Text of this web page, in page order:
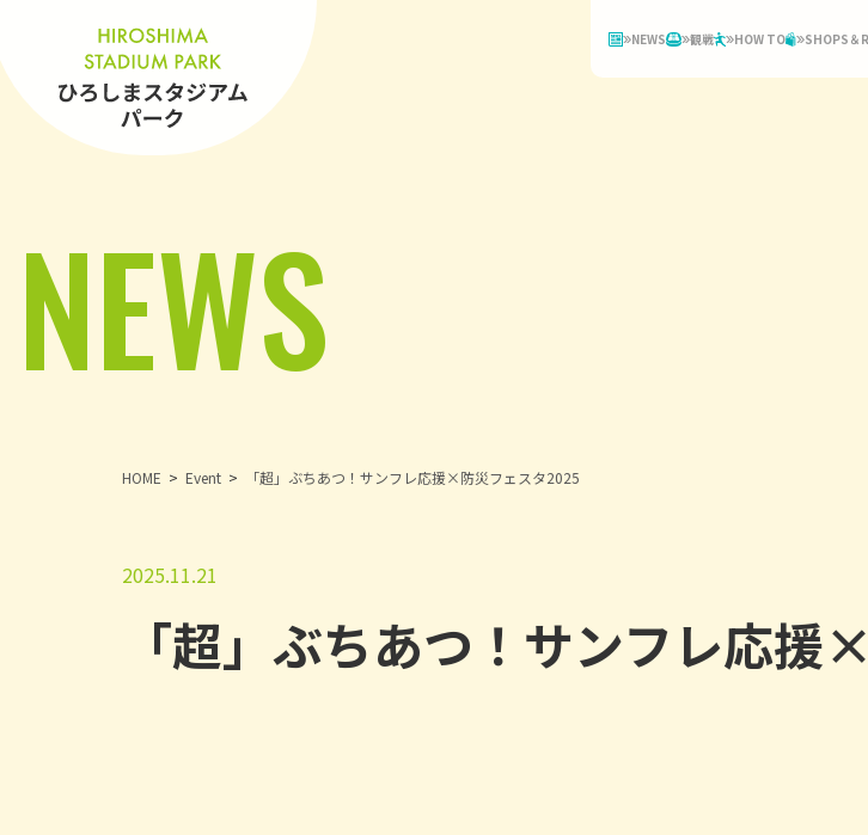
NEWS 観戦 HOW TO SHOPS＆
NEWS
HOME Event 「超」ぶちあつ！サンフレ応援×防災フェスタ2025
2025.11.21
「超」ぶちあつ！サンフレ応